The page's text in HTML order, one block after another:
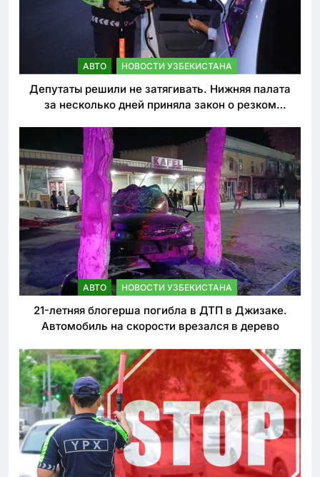
АВТО НОВОСТИ УЗБЕКИСТАНА
Депутаты решили не затягивать. Нижняя палата
за несколько дней приняла закон о резком
АВТО НОВОСТИ УЗБЕКИСТАНА
21-летняя блогерша погибла в ДТП в Джизаке.
Автомобиль на скорости врезался в дерево